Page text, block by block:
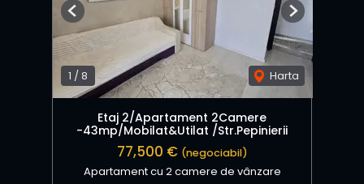
1 /8 Harta
Previous Next
Etaj 2/Apartament 2Camere
-43mp/Mobilat&Utilat /Str.Pepinierii
77,500 € (negociabil)
Apartament cu 2 camere de vânzare